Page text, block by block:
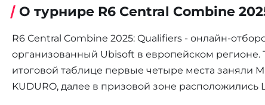
О турнире R6 Central Combine
R6 Central Combine 2025: Qualifiers - онлайн-
организованный Ubisoft в европейском
итоговой таблице первые четыре места заняли
KUDURO, далее в призовой зоне расположились